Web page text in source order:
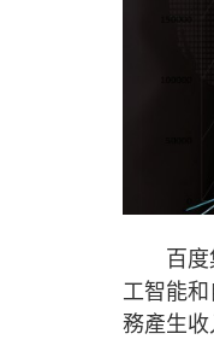
百度集
工智能
務產生收